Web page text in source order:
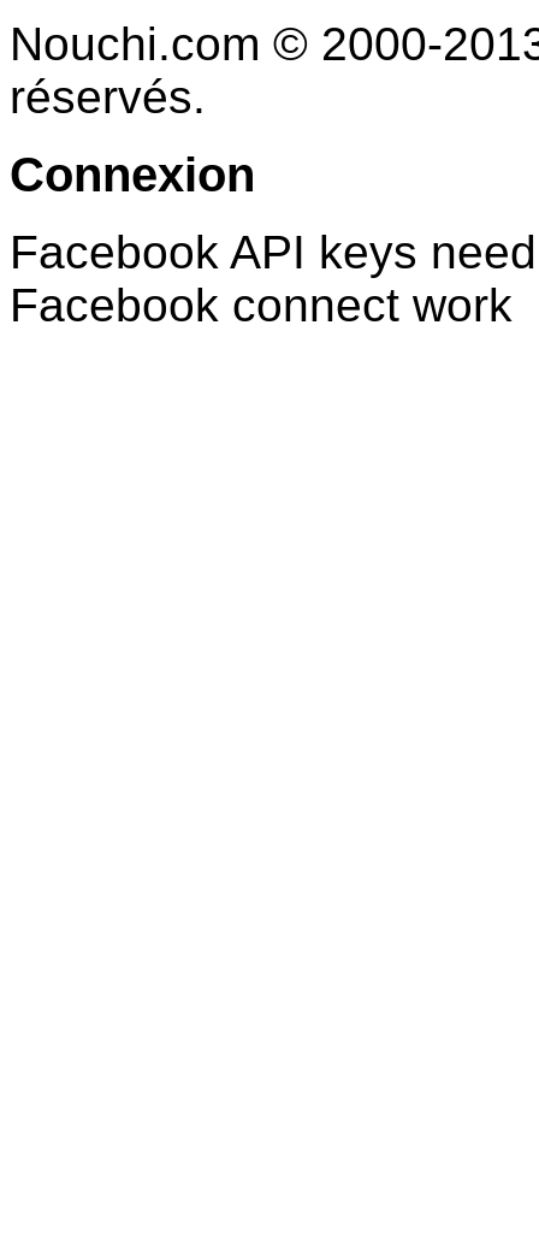
Nouchi.com © 2000-
réservés.
Connexion
Facebook API keys
Facebook connect work